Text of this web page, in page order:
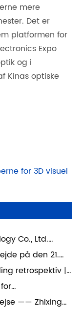
mere
Det er
platformen for
Expo
og i
​​Kinas optiske
for 3D visuel
Co., Ltd.
standard,
-
for
som officielt
på den 21.
Et ph.d.-
af CGH
styrker
industrier.
retrospektiv |
forenes for
af et nyt
team besøger
—— Zhixing